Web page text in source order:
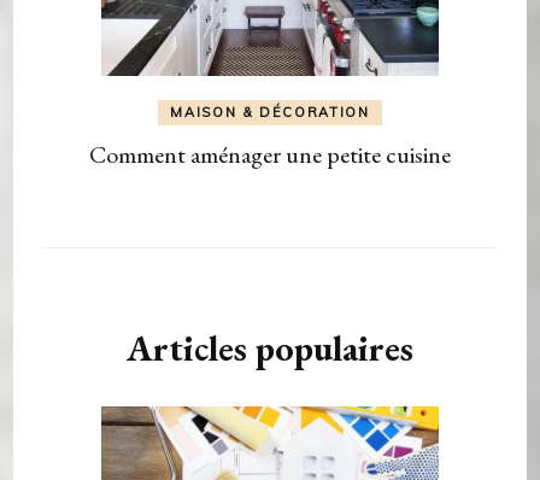
MAISON & DÉCORATION
Comment aménager une petite cuisine
Articles populaires